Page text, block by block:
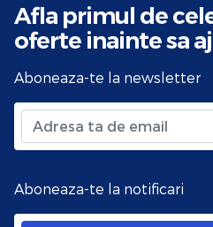
Afla primul de
oferte inainte sa
Aboneaza-te la newsletter
Aboneaza-te la notificari